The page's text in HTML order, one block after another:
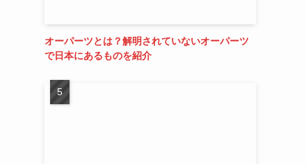
オーパーツとは？解明されていないオーパーツ
で日本にあるものを紹介